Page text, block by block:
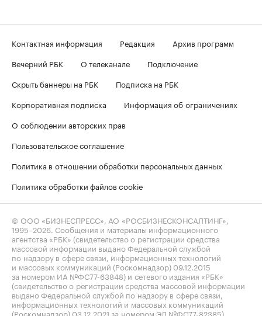
Контактная информация Редакция
Архив программ
Вечерний РБК
О телеканале
Подключение
Скрыть баннеры на РБК
Подписка на РБК
Корпоративная подписка
Информация об ограничениях
О соблюдении авторских прав
Пользовательское соглашение
Политика в отношении обработки персональных данных
Политика обработки файлов cookie
© ООО «БИЗНЕСПРЕСС», АО «РОСБИЗНЕСКОНСАЛТИНГ»,
1995–2026 . Сообщения и материалы информационного
агентства «РБК» (свидетельство о регистрации средства
массовой информации выдано Федеральной службой
по надзору в сфере связи, информационных технологий
и массовых коммуникаций (Роскомнадзор) 09.12.2015
за номером ИА №ФС77-63848) и сетевого издания «РБК»
(свидетельство о регистрации средства массовой информации
выдано Федеральной службой по надзору в сфере связи,
информационных технологий и массовых коммуникаций
(Роскомнадзор) 03.12.2021 за номером ЭЛ №ФС77-82385)